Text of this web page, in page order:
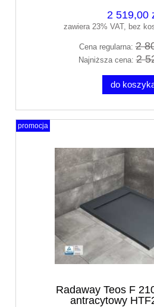
2 519,00
zawiera 23% VAT, bez
Cena regularna:2
Najniższa cena:2
do
Radaway Teos F
antracytowy
promocja